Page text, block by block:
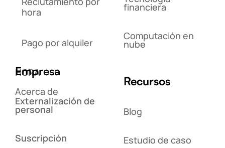
hora
Pago por alquiler
HORA
Externalización de
personal
Suscripción
financiera
Computación en
nube
Empresa
Acerca de
Recursos
Blog
Estudio de caso